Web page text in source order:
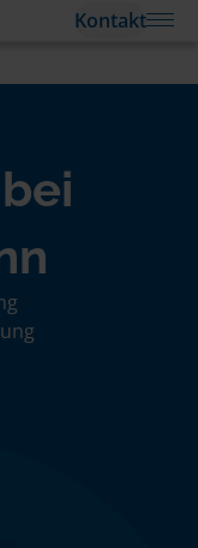
Kontakt